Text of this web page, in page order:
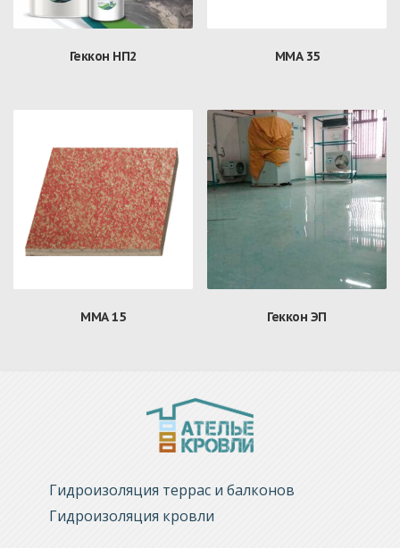
Геккон НП2 ММА 35
ММА 15 Геккон ЭП
Гидроизоляция террас и балконов
Гидроизоляция кровли